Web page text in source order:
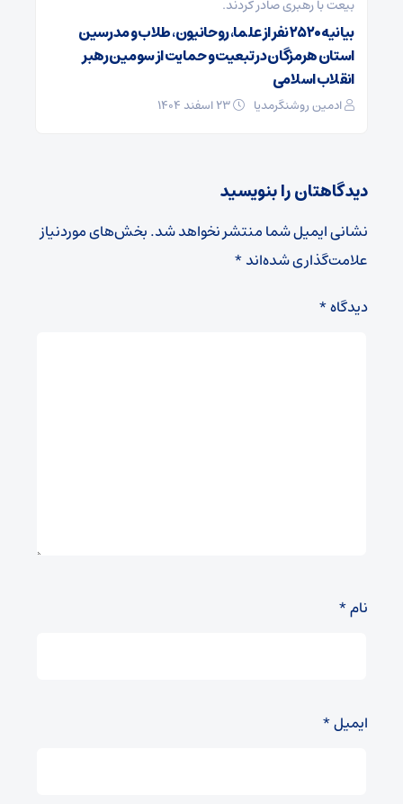
بیعت با رهبری صادر کردند.
بیانیه ۲۵۲۰ نفر از علما، روحانیون، طلاب و مدرسین
استان هرمزگان در تبعیت و حمایت از سومین رهبر
انقلاب اسلامی
ادمین روشنگرمدیا
دیدگاهتان را بنویسید
نشانی ایمیل شما منتشر نخواهد شد.بخش‌های موردنیاز
علامت‌گذاری شده‌اند*
دیدگاه*
نام*
ایمیل*